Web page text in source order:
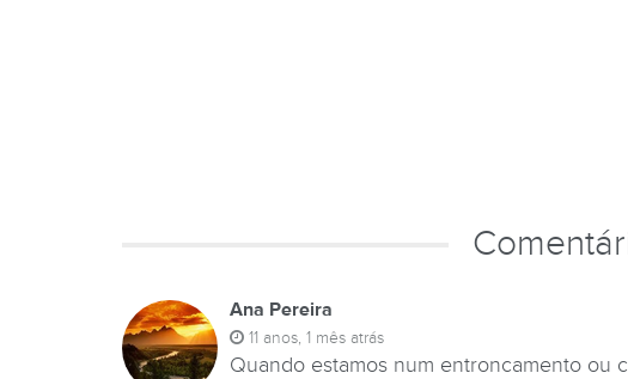
Ana Pereira
11 anos, 1 mês atrás
Quando estamos num entroncamento ou